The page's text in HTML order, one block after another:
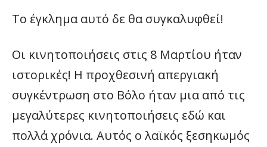
Το έγκλημα αυτό δε θα συγκαλυφθεί!
Οι κινητοποιήσεις στις 8 Μαρτίου ήταν
ιστορικές! Η προχθεσινή απεργιακή
συγκέντρωση στο Βόλο ήταν μια από τις
μεγαλύτερες κινητοποιήσεις εδώ και
πολλά χρόνια. Αυτός ο λαϊκός ξεσηκωμός